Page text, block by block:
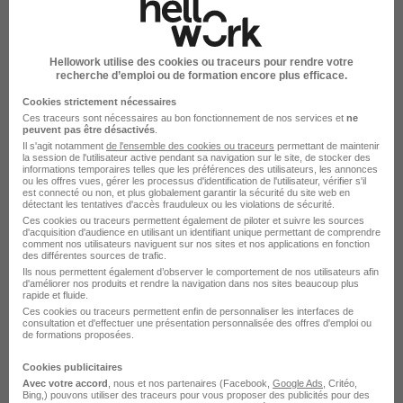
Alternance Agricole Clermont-Ferrand
Alternance Agricole
Emplois & formations
Emploi Agricole
Alternance Agricole
Stage Agricole
Intérim Agricole
Hellowork utilise des cookies ou traceurs pour rendre votre
recherche d’emploi ou de formation encore plus efficace.
Cookies strictement nécessaires
Ces traceurs sont nécessaires au bon fonctionnement de nos services et ne
peuvent pas être désactivés
Il s'agit notamment de l'ensemble des cookies ou traceurs permettant de maintenir
la session de l'utilisateur active pendant sa navigation sur le site, de stocker des
informations temporaires telles que les préférences des utilisateurs, les annonces
ou les offres vues, gérer les processus d'identification de l'utilisateur, vérifier s'il
est connecté ou non, et plus globalement garantir la sécurité du site web en
détectant les tentatives d'accès frauduleux ou les violations de sécurité.
Ces cookies ou traceurs permettent également de piloter et suivre les sources
d'acquisition d'audience en utilisant un identifiant unique permettant de comprendre
comment nos utilisateurs naviguent sur nos sites et nos applications en fonction
des différentes sources de trafic.
Ils nous permettent également d’observer le comportement de nos utilisateurs afin
d'améliorer nos produits et rendre la navigation dans nos sites beaucoup plus
rapide et fluide.
Ces cookies ou traceurs permettent enfin de personnaliser les interfaces de
consultation et d'effectuer une présentation personnalisée des offres d'emploi ou
de formations proposées.
Cookies publicitaires
Avec votre accord , nous et nos partenaires (Facebook, Google Ads , Critéo,
Bing,) pouvons utiliser des traceurs pour vous proposer des publicités pour des